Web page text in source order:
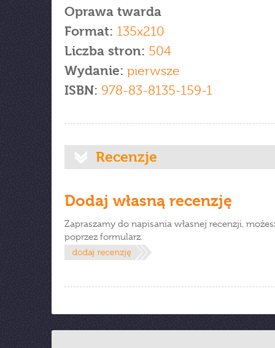
Oprawa twarda
Format: 135x210
Liczba stron: 504
Wydanie: pierwsze
ISBN: 978-83-8135-159-1
Recenzje
Dodaj własną recenzję
Zapraszamy do napisania własnej recenzji,
poprzez formularz.